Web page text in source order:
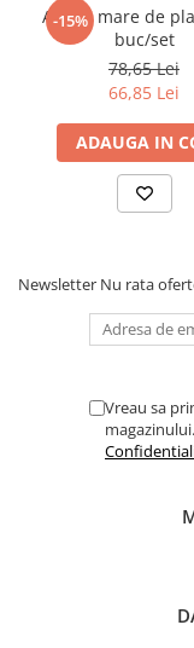
Umor
Birotica & Papetarie
Adezivi si benzi
Articole Birotica
Accesorii Arhivare
Hartie si Accesorii
Organizare si
Seturi birotica
Articole scolare
Caiete si Carnetele
Coperti, Mape,
Instrumente de scris
-15%
Alonje mare de
buc/set
78,65 Lei
66,85 Lei
ADAUGA IN
Newsletter Nu rata
Vreau sa